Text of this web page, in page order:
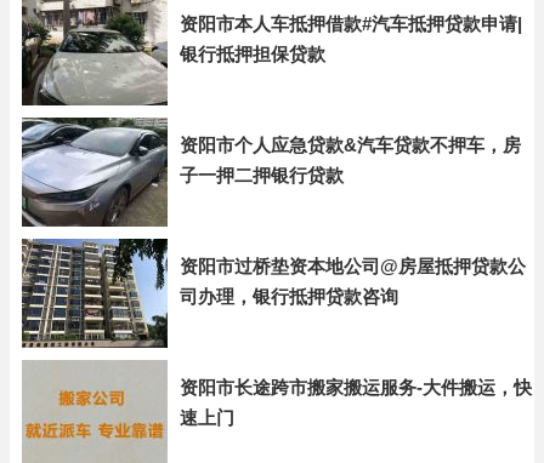
资阳市本人车抵押借款#汽车抵押贷款申请|
银行抵押担保贷款
资阳市个人应急贷款&汽车贷款不押车，房
子一押二押银行贷款
资阳市过桥垫资本地公司@房屋抵押贷款公
司办理，银行抵押贷款咨询
资阳市长途跨市搬家搬运服务-大件搬运，快
速上门